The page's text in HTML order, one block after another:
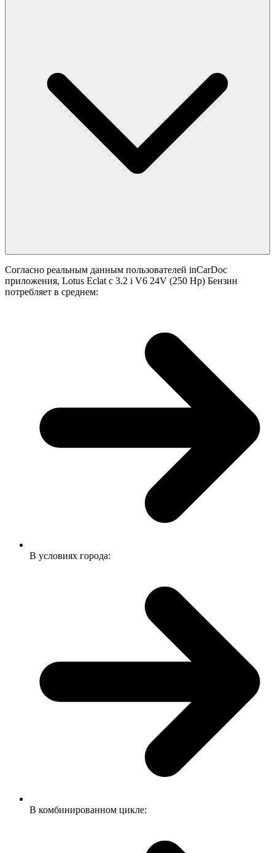
Согласно реальным данным пользователей inCarDoc
приложения, Lotus Eclat с 3.2 i V6 24V (250 Hp) Бензин
потребляет в среднем:
В условиях города:
В комбинированном цикле: